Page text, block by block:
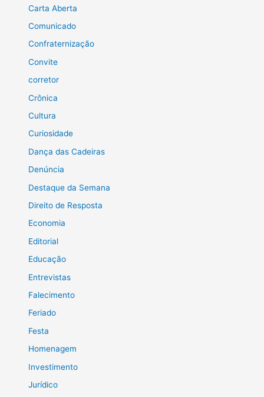
Carta Aberta
Comunicado
Confraternização
Convite
corretor
Crônica
Cultura
Curiosidade
Dança das Cadeiras
Denúncia
Destaque da Semana
Direito de Resposta
Economia
Editorial
Educação
Entrevistas
Falecimento
Feriado
Festa
Homenagem
Investimento
Jurídico